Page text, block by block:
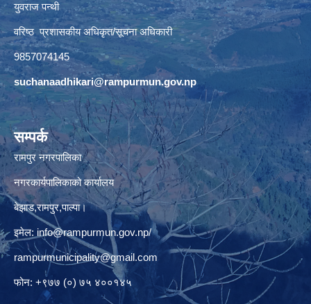
युवराज पन्थी
वरिष्ठ प्रशासकीय अधिकृत/सूचना अधिकारी
9857074145
suchanaadhikari@rampurmun.gov.np
सम्पर्क
रामपुर नगरपालिका
नगरकार्यपालिकाको कार्यालय
बेझाड,रामपुर,पाल्पा।
इमेल: info@rampurmun.gov.np/
rampurmunicipality@gmail.com
फोन: +९७७ (०) ७५ ४००१४५